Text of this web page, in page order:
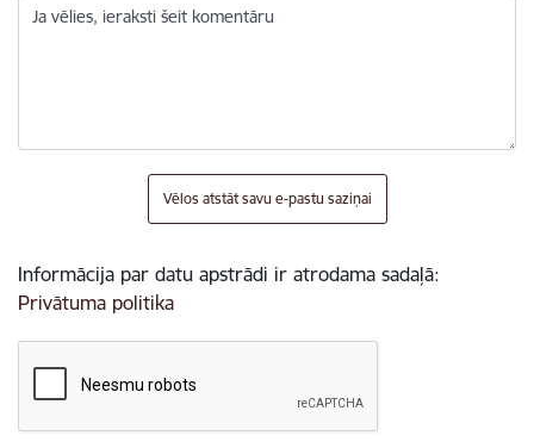
Ja vēlies, ieraksti šeit komentāru
Vēlos atstāt savu e-pastu saziņai
Informācija par datu apstrādi ir atrodama sadaļā:
Privātuma politika